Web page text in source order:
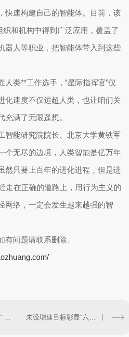
快速构建自己的智能体。目前，该
和机构中得到广泛应用，覆盖了
器人等职业，把智能体带入到这些
人类**工作选手，“星际指挥官”仅
化速度不仅远超人类，也让咱们关
充满了无限遥想。
智能研究院院长、北京大学黄铁军
个无尽的边境，人类智能是亿万年
然只要上百年的进化进程，但是进
走在正确的道路上，用行为主义的
网络，一定会发生越来越强的智
有问题请联系删除。